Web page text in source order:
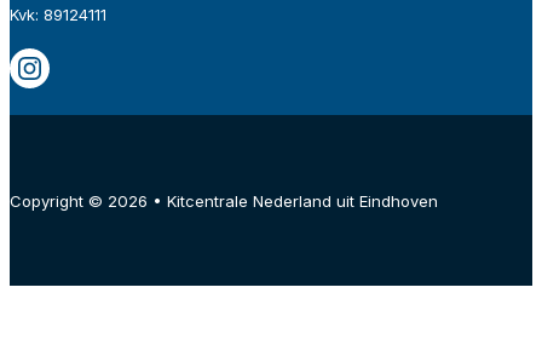
Kvk: 89124111
Copyright © 2026 • Kitcentrale Nederland uit Eindhoven